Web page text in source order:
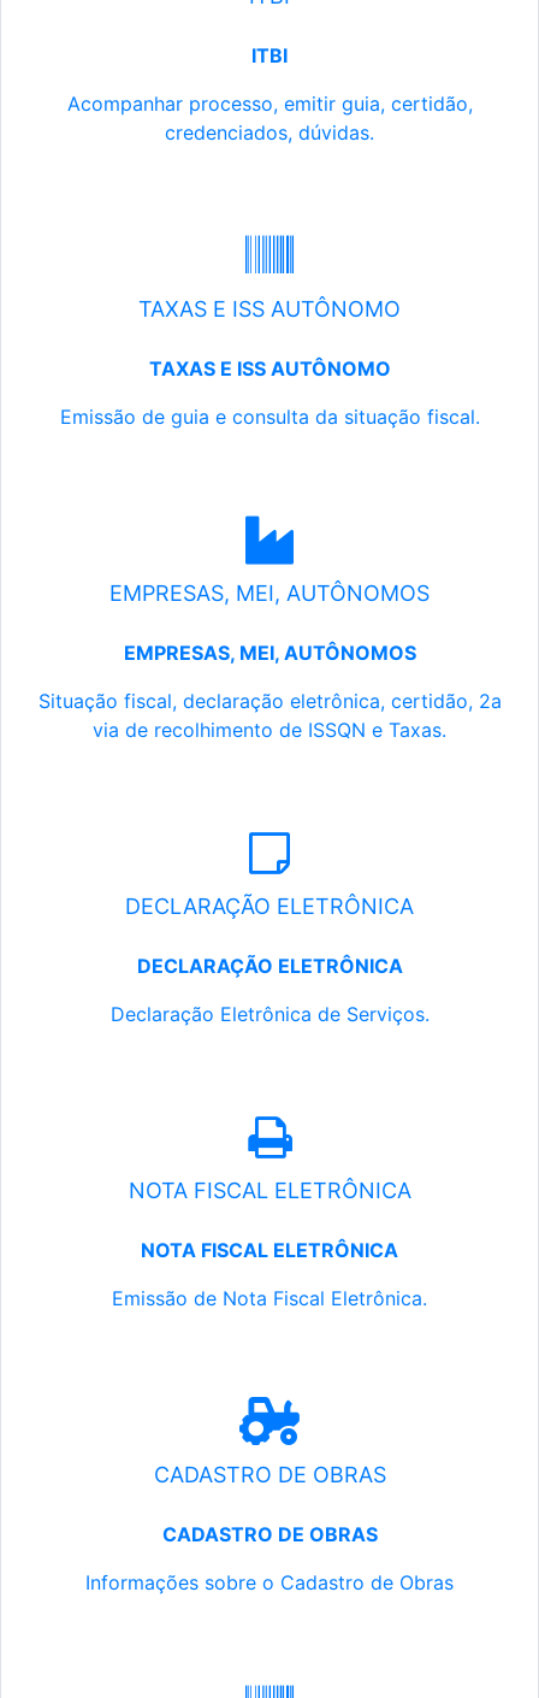
ITBI
Acompanhar processo, emitir guia, certidão,
credenciados, dúvidas.
TAXAS E ISS AUTÔNOMO
TAXAS E ISS AUTÔNOMO
Emissão de guia e consulta da situação fiscal.
EMPRESAS, MEI, AUTÔNOMOS
EMPRESAS, MEI, AUTÔNOMOS
Situação fiscal, declaração eletrônica, certidão, 2a
via de recolhimento de ISSQN e Taxas.
DECLARAÇÃO ELETRÔNICA
DECLARAÇÃO ELETRÔNICA
Declaração Eletrônica de Serviços.
NOTA FISCAL ELETRÔNICA
NOTA FISCAL ELETRÔNICA
Emissão de Nota Fiscal Eletrônica.
CADASTRO DE OBRAS
CADASTRO DE OBRAS
Informações sobre o Cadastro de Obras